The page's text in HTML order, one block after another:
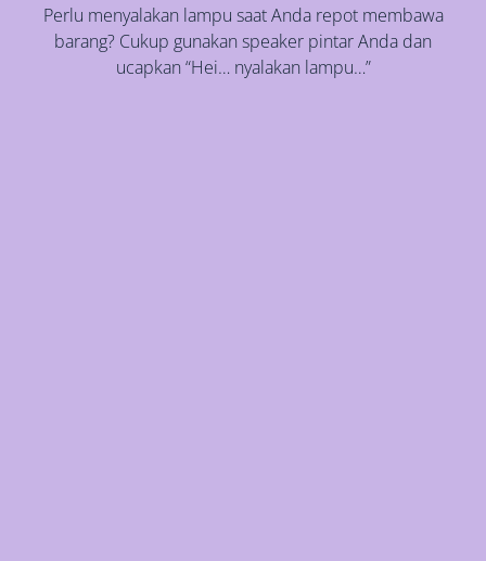
Perlu menyalakan lampu saat Anda repot membawa
barang? Cukup gunakan speaker pintar Anda dan
ucapkan “Hei… nyalakan lampu…”